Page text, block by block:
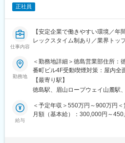
変更の範囲：会社の定める業務
◎業界や職種を超えたメイテック
含め技術力を研鑽可能
や経験すべき業界を考え、キャリ
ション制度
◎配属先メーカーの現場新入社員
術力への圧倒的信頼
◎技術単価平均5688円のハイレベ
◎上流工程PJTが約90%
◎年齢制限なしの家具付き社宅に
正社員
仕事内容
【安定企業で働きやすい環境／
レックスタイム制あり／業界トッ
■採用背景：
業界トップの管理物件数を誇る大
プのバックアップにより、事業拡
工管理技士や電気工事士などの資
■業務内容：
勤務地
＜勤務地詳細＞徳島営業部住所：
番町ビル4F受動喫煙対策：屋内全
る事業所
【最寄り駅】
徳島駅、眉山ロープウェイ山麓駅
給与
＜予定年収＞550万円～900万円
月額（基本給）：300,000円～